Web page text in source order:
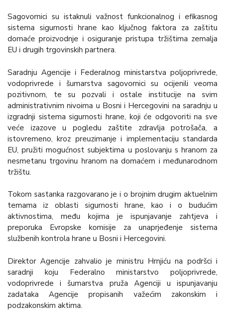
Sagovornici su istaknuli važnost funkcionalnog i efikasnog
sistema sigurnosti hrane kao ključnog faktora za zaštitu
domaće proizvodnje i osiguranje pristupa tržištima zemalja
EU i drugih trgovinskih partnera.
Saradnju Agencije i Federalnog ministarstva poljoprivrede,
vodoprivrede i šumarstva sagovornici su ocijenili veoma
pozitivnom, te su pozvali i ostale institucije na svim
administrativnim nivoima u Bosni i Hercegovini na saradnju u
izgradnji sistema sigurnosti hrane, koji će odgovoriti na sve
veće izazove u pogledu zaštite zdravlja potrošača, a
istovremeno, kroz preuzimanje i implementaciju standarda
EU, pružiti mogućnost subjektima u poslovanju s hranom za
nesmetanu trgovinu hranom na domaćem i međunarodnom
tržištu.
Tokom sastanka razgovarano je i o brojnim drugim aktuelnim
temama iz oblasti sigurnosti hrane, kao i o budućim
aktivnostima, među kojima je ispunjavanje zahtjeva i
preporuka Evropske komisije za unaprjeđenje sistema
službenih kontrola hrane u Bosni i Hercegovini.
Direktor Agencije zahvalio je ministru Hrnjiću na podršci i
saradnji koju Federalno ministarstvo poljoprivrede,
vodoprivrede i šumarstva pruža Agenciji u ispunjavanju
zadataka Agencije propisanih važećim zakonskim i
podzakonskim aktima.